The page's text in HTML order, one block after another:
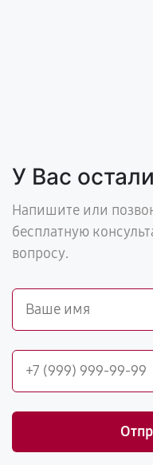
У Вас
Напишите или
бесплатную
вопросу.